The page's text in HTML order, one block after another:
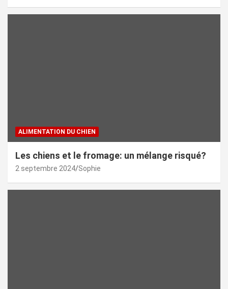
ALIMENTATION DU CHIEN
Les chiens et le fromage: un mélange risqué?
2 septembre 2024 Sophie